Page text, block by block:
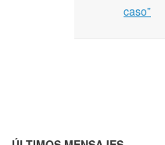
caso”